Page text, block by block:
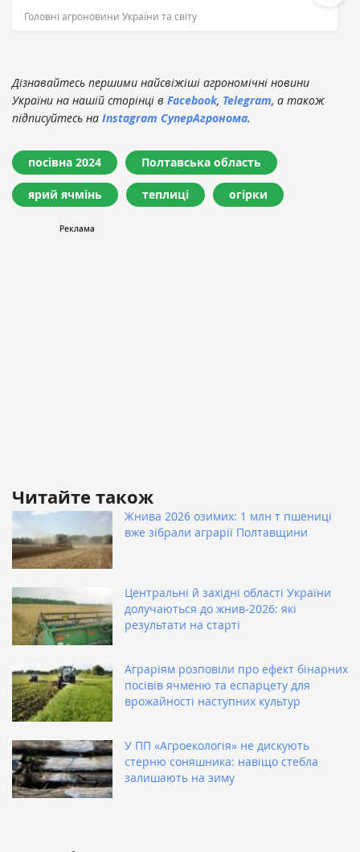
Головні агроновини України та світу
Дізнавайтесь першими найсвіжіші агрономічні новини
України на нашій сторінці в Facebook, Telegram, а також
підписуйтесь на Instagram СуперАгронома.
посівна 2024 Полтавська область
ярий ячмінь теплиці огірки
Читайте також
Жнива 2026 озимих: 1 млн т пшениці
вже зібрали аграрії Полтавщини
Центральні й західні області України
долучаються до жнив-2026: які
результати на старті
Аграріям розповіли про ефект бінарних
посівів ячменю та еспарцету для
врожайності наступних культур
У ПП «Агроекологія» не дискують
стерню соняшника: навіщо стебла
залишають на зиму